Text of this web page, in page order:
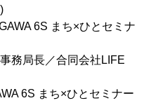
6S まち×ひとセミナ
務局長／合同会社LIFE
6S まち×ひとセミナー